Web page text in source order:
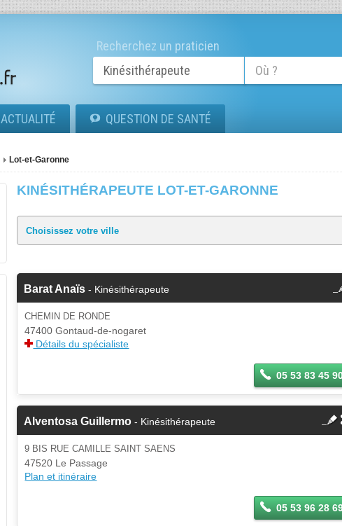
Recherchez un praticien
ACTUALITÉ QUESTION DE SANTÉ
Lot-et-Garonne
KINÉSITHÉRAPEUTE LOT-ET-GARONNE
Barat Anaïs - Kinésithérapeute
Cette fiche est la propriété
d'un membre.
Si vous êtes ce membre, mettez à
jour ces informations sur votre
CHEMIN DE RONDE
47400 Gontaud-de-nogaret
Détails du spécialiste
05 53 83 45
Alventosa Guillermo - Kinésithérapeute
9 BIS RUE CAMILLE SAINT SAENS
47520 Le Passage
Plan et itinéraire
05 53 96 28